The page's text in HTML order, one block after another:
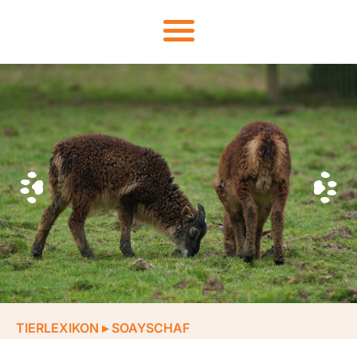
TIERLEXIKON ▸ SOAYSCHAF